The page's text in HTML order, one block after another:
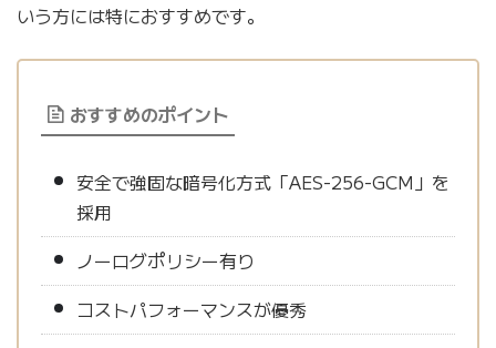
いう方には特におすすめです。
おすすめのポイント
安全で強固な暗号化方式「AES-256-GCM」を
採用
ノーログポリシー有り
コストパフォーマンスが優秀